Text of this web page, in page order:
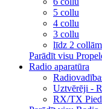
5 collu
4 collu
3 collu
līdz 2 collām
Parādīt visu
Radio aparatūra
Uztvērēji -
RX/TX